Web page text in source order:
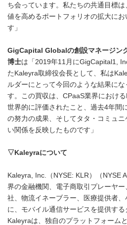
ち会っています。私たちの共通目標
値を高めるポートフォリオの拡大に
す」
GigCapital Global の創設マネージン
博士は「2019年11月にGigCapital1,
たKaleyra取締役会長として、私は
ルダーにとって今回のような結果に
す。この買収は、CPaaS業界におけ
世界的に評価されたこと、過去4年間
の努力の成果、そしてタタ・コミュ
い関係を反映したものです」
▽ Kaleyraについて
Kaleyra, Inc.（NYSE: KLR）（NYSE
界の金融機関、電子商取引プレーヤ
社、物流イネーブラー、医療提供者
に、モバイル通信サービスを提供する
Kaleyraは、独自のプラットフォーム